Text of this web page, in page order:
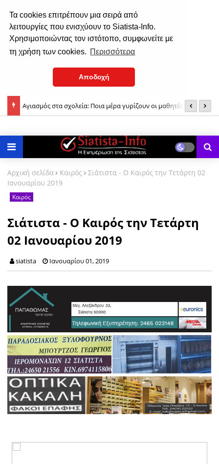
Τα cookies επιτρέπουν μια σειρά από
λειτουργίες που ενισχύουν το Siatista-Info.
Χρησιμοποιώντας τον ιστότοπο, συμφωνείτε με
τη χρήση των cookies. Περισσότερα
Αποδοχή
Αγιασμός στα σχολεία: Ποια μέρα γυρίζουν οι μαθητές στα
Αρχική σελίδα Καιρός
Σιάτιστα - Ο Καιρός την Τετάρτη 02
Ιανουαρίου 2019
Καιρός
Σιάτιστα - Ο Καιρός την Τετάρτη
02 Ιανουαρίου 2019
siatista Ιανουαρίου 01, 2019